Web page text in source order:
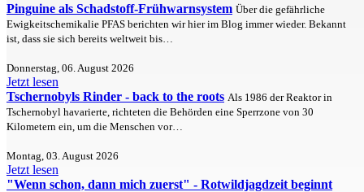
Pinguine als Schadstoff-Frühwarnsystem Über die gefährliche
Ewigkeitschemikalie PFAS berichten wir hier im Blog immer wieder. Bekannt
ist, dass sie sich bereits weltweit bis…
Donnerstag, 06. August 2026
Jetzt lesen
Tschernobyls Rinder - back to the roots Als 1986 der Reaktor in
Tschernobyl havarierte, richteten die Behörden eine Sperrzone von 30
Kilometern ein, um die Menschen vor…
Montag, 03. August 2026
Jetzt lesen
"Wenn schon, dann mich zuerst" - Rotwildjagdzeit beginnt